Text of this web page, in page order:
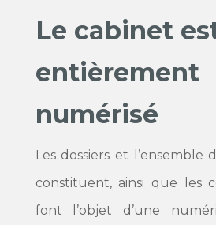
Le cabinet
entièrement
numérisé
Les dossiers et l’ensemble
constituent, ainsi que les
font l’objet d’une